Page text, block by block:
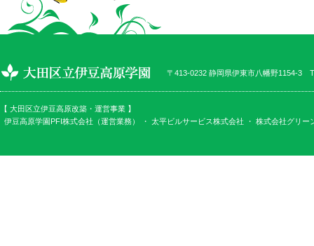
〒413-0232 静岡県伊東市八幡野1154-3
【 大田区立伊豆高原改築・運営事業 】
伊豆高原学園PFI株式会社（運営業務） ・ 太平ビルサービス株式会社 ・ 株式会社グリー